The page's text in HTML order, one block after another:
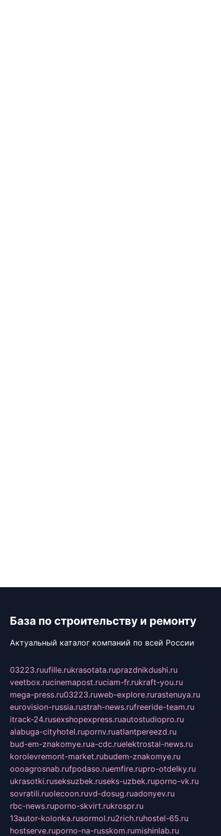
База по строительству и ремонту
Актуальный каталог компаний по всей России
03223.ruufille.rukrasotata.ruprazdnikdushi.ru
veetbox.rucinemapost.ruciam-fr.rukraft-you.ru
mega-press.ru03223.ruweb-explore.rurastenuya.ru
eurovision-russia.rustrah-news.rufreeride-team.ru
itrack-24.rusexshopexpress.ruautostudiopro.ru
alabuga-cityhotel.rupornv.ruatlantpereezd.ru
bud-em-znakomye.rua-cdc.ruelektrostal-news.ru
korolevremont-market.rubudem-znakomye.ru
oooagrosnab.rufpodaso.ruemfire.rupro-otdelky.ru
ukrasotki.ruseksuzbek.ruseks-uzbek.ruporno-vk.ru
sovratili.ruolecoon.ruvd-dosug.ruadonyev.ru
rbc-news.ruporno-skvirt.rukrospr.ru
13autor-kolonka.rusormol.ru2rich.ruhostel-65.ru
hostserve.ruporno-na-russkom.rumishinlab.ru